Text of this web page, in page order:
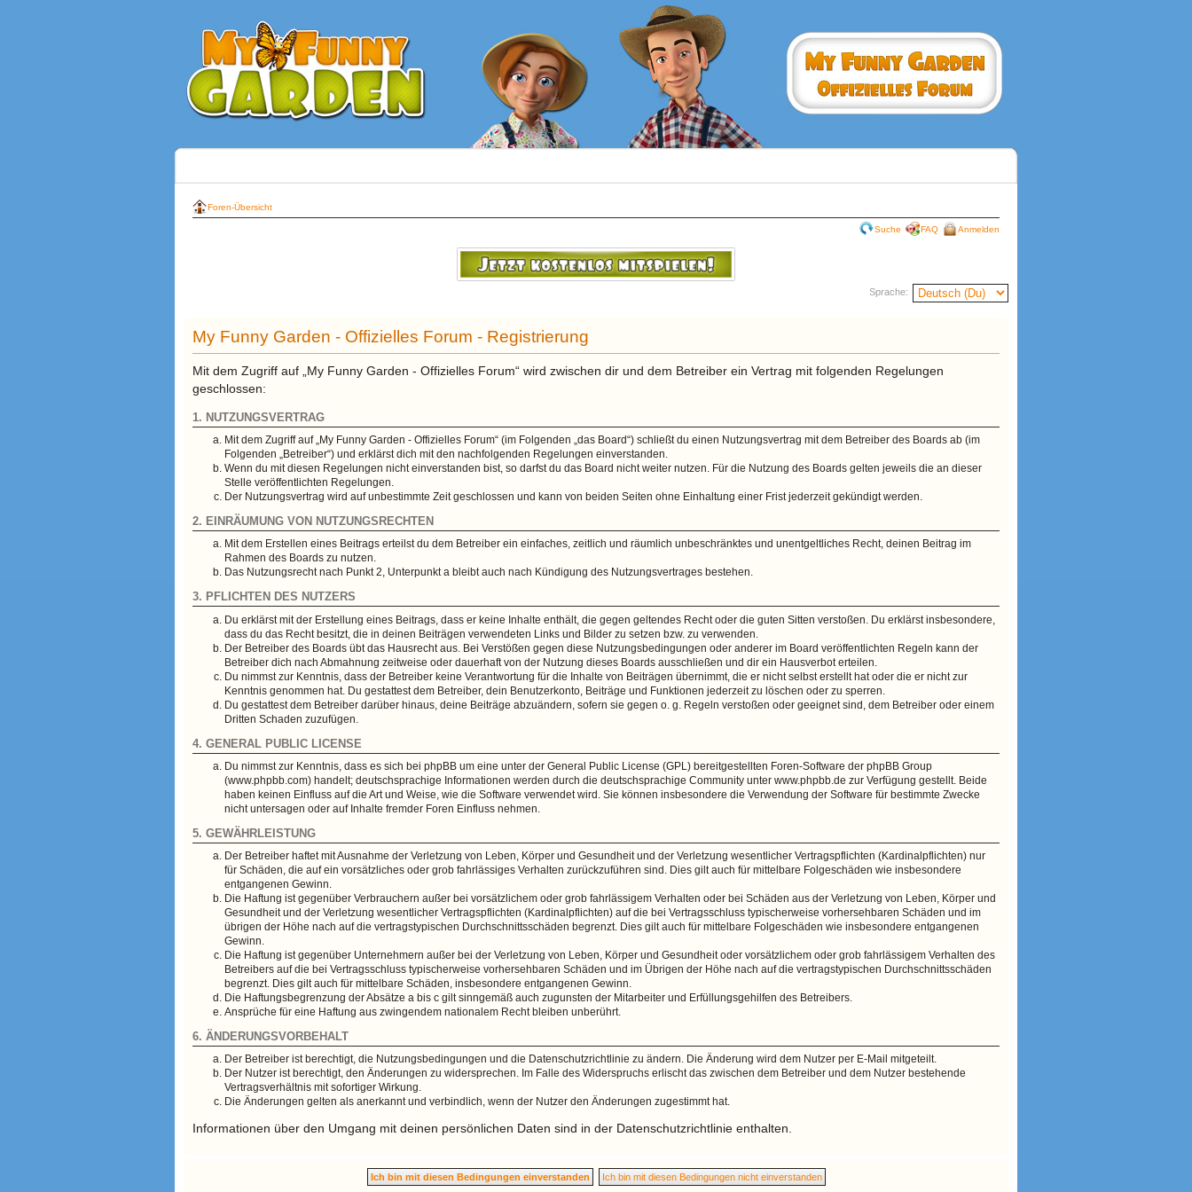
Foren-Übersicht
Suche FAQ Anmelden
Sprache:
My Funny Garden - Offizielles Forum - Registrierung
Mit dem Zugriff auf „My Funny Garden - Offizielles Forum“ wird zwischen dir und dem Betreiber ein Vertrag mit folgenden Regelungen
geschlossen:
1. NUTZUNGSVERTRAG
Mit dem Zugriff auf „My Funny Garden - Offizielles Forum“ (im Folgenden „das Board“) schließt du einen Nutzungsvertrag mit dem Betreiber des Boards ab (im
Folgenden „Betreiber“) und erklärst dich mit den nachfolgenden Regelungen einverstanden.
Wenn du mit diesen Regelungen nicht einverstanden bist, so darfst du das Board nicht weiter nutzen. Für die Nutzung des Boards gelten jeweils die an dieser
Stelle veröffentlichten Regelungen.
Der Nutzungsvertrag wird auf unbestimmte Zeit geschlossen und kann von beiden Seiten ohne Einhaltung einer Frist jederzeit gekündigt werden.
2. EINRÄUMUNG VON NUTZUNGSRECHTEN
Mit dem Erstellen eines Beitrags erteilst du dem Betreiber ein einfaches, zeitlich und räumlich unbeschränktes und unentgeltliches Recht, deinen Beitrag im
Rahmen des Boards zu nutzen.
Das Nutzungsrecht nach Punkt 2, Unterpunkt a bleibt auch nach Kündigung des Nutzungsvertrages bestehen.
3. PFLICHTEN DES NUTZERS
Du erklärst mit der Erstellung eines Beitrags, dass er keine Inhalte enthält, die gegen geltendes Recht oder die guten Sitten verstoßen. Du erklärst insbesondere,
dass du das Recht besitzt, die in deinen Beiträgen verwendeten Links und Bilder zu setzen bzw. zu verwenden.
Der Betreiber des Boards übt das Hausrecht aus. Bei Verstößen gegen diese Nutzungsbedingungen oder anderer im Board veröffentlichten Regeln kann der
Betreiber dich nach Abmahnung zeitweise oder dauerhaft von der Nutzung dieses Boards ausschließen und dir ein Hausverbot erteilen.
Du nimmst zur Kenntnis, dass der Betreiber keine Verantwortung für die Inhalte von Beiträgen übernimmt, die er nicht selbst erstellt hat oder die er nicht zur
Kenntnis genommen hat. Du gestattest dem Betreiber, dein Benutzerkonto, Beiträge und Funktionen jederzeit zu löschen oder zu sperren.
Du gestattest dem Betreiber darüber hinaus, deine Beiträge abzuändern, sofern sie gegen o. g. Regeln verstoßen oder geeignet sind, dem Betreiber oder einem
Dritten Schaden zuzufügen.
4. GENERAL PUBLIC LICENSE
Du nimmst zur Kenntnis, dass es sich bei phpBB um eine unter der General Public License (GPL) bereitgestellten Foren-Software der phpBB Group
(www.phpbb.com) handelt; deutschsprachige Informationen werden durch die deutschsprachige Community unter www.phpbb.de zur Verfügung gestellt. Beide
haben keinen Einfluss auf die Art und Weise, wie die Software verwendet wird. Sie können insbesondere die Verwendung der Software für bestimmte Zwecke
nicht untersagen oder auf Inhalte fremder Foren Einfluss nehmen.
5. GEWÄHRLEISTUNG
Der Betreiber haftet mit Ausnahme der Verletzung von Leben, Körper und Gesundheit und der Verletzung wesentlicher Vertragspflichten (Kardinalpflichten) nur
für Schäden, die auf ein vorsätzliches oder grob fahrlässiges Verhalten zurückzuführen sind. Dies gilt auch für mittelbare Folgeschäden wie insbesondere
entgangenen Gewinn.
Die Haftung ist gegenüber Verbrauchern außer bei vorsätzlichem oder grob fahrlässigem Verhalten oder bei Schäden aus der Verletzung von Leben, Körper und
Gesundheit und der Verletzung wesentlicher Vertragspflichten (Kardinalpflichten) auf die bei Vertragsschluss typischerweise vorhersehbaren Schäden und im
übrigen der Höhe nach auf die vertragstypischen Durchschnittsschäden begrenzt. Dies gilt auch für mittelbare Folgeschäden wie insbesondere entgangenen
Gewinn.
Die Haftung ist gegenüber Unternehmern außer bei der Verletzung von Leben, Körper und Gesundheit oder vorsätzlichem oder grob fahrlässigem Verhalten des
Betreibers auf die bei Vertragsschluss typischerweise vorhersehbaren Schäden und im Übrigen der Höhe nach auf die vertragstypischen Durchschnittsschäden
begrenzt. Dies gilt auch für mittelbare Schäden, insbesondere entgangenen Gewinn.
Die Haftungsbegrenzung der Absätze a bis c gilt sinngemäß auch zugunsten der Mitarbeiter und Erfüllungsgehilfen des Betreibers.
Ansprüche für eine Haftung aus zwingendem nationalem Recht bleiben unberührt.
6. ÄNDERUNGSVORBEHALT
Der Betreiber ist berechtigt, die Nutzungsbedingungen und die Datenschutzrichtlinie zu ändern. Die Änderung wird dem Nutzer per E-Mail mitgeteilt.
Der Nutzer ist berechtigt, den Änderungen zu widersprechen. Im Falle des Widerspruchs erlischt das zwischen dem Betreiber und dem Nutzer bestehende
Vertragsverhältnis mit sofortiger Wirkung.
Die Änderungen gelten als anerkannt und verbindlich, wenn der Nutzer den Änderungen zugestimmt hat.
Informationen über den Umgang mit deinen persönlichen Daten sind in der Datenschutzrichtlinie enthalten.